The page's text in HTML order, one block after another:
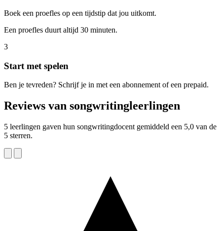
Boek een proefles op een tijdstip dat jou uitkomt.
Een proefles duurt altijd 30 minuten.
3
Start met spelen
Ben je tevreden? Schrijf je in met een abonnement of een prepaid.
Reviews van songwritingleerlingen
5 leerlingen gaven hun songwritingdocent gemiddeld een 5,0 van de
5 sterren.